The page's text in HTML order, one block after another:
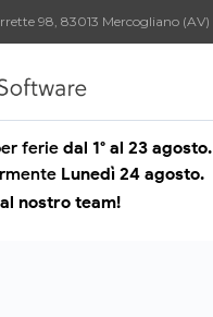
98, 83013 Mercogliano (AV)
ferie dal 1° al 23 agosto.
Lunedì 24 agosto.
nostro team!